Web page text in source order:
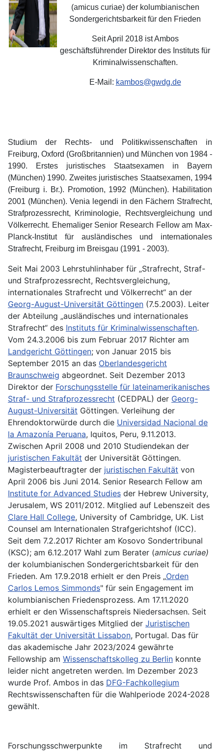
(amicus curiae) der kolumbianischen
Sondergerichtsbarkeit für den Frieden
Seit April 2018 ist Ambos
geschäftsführender Direktor des Instituts für
Kriminalwissenschaften.
E-Mail: kambos@gwdg.de
Studium der Rechts- und Politikwissenschaften in
Freiburg, Oxford (Großbritannien) und München von 1984 -
1990. Erstes juristisches Staatsexamen in Bayern
(München) 1990. Zweites juristisches Staatsexamen, 1994
(Freiburg i. Br.). Promotion, 1992 (München). Habilitation
2001 (München). Venia legendi in den Fächern Strafrecht,
Strafprozessrecht, Kriminologie, Rechtsvergleichung und
Völkerrecht. Ehemaliger Senior Research Fellow am Max-
Planck-Institut für ausländisches und internationales
Strafrecht, Freiburg im Breisgau (1991 - 2003).
Seit Mai 2003 Lehrstuhlinhaber für „Strafrecht, Straf-
und Strafprozessrecht, Rechtsvergleichung,
internationales Strafrecht und Völkerrecht“ an der
Georg-August-Universität Göttingen (7.5.2003). Leiter
der Abteilung „ausländisches und internationales
Strafrecht“ des Instituts für Kriminalwissenschaften.
Vom 24.3.2006 bis zum Februar 2017 Richter am
Landgericht Göttingen; von Januar 2015 bis
September 2015 an das Oberlandesgericht
Braunschweig abgeordnet. Seit Dezember 2013
Direktor der Forschungsstelle für lateinamerikanisches
Straf- und Strafprozessrecht (CEDPAL) der Georg-
August-Universität Göttingen. Verleihung der
Ehrendoktorwürde durch die Universidad Nacional de
la Amazonía Peruana, Iquitos, Peru, 9.11.2013.
Zwischen April 2008 und 2010 Studiendekan der
juristischen Fakultät der Universität Göttingen.
Magisterbeauftragter der juristischen Fakultät von
April 2006 bis Juni 2014. Senior Research Fellow am
Institute for Advanced Studies der Hebrew University,
Jerusalem, WS 2011/2012. Mitglied auf Lebenszeit des
Clare Hall College, University of Cambridge, UK. List
Counsel am Internationalen Strafgerichtshof (ICC).
Seit dem 7.2.2017 Richter am Kosovo Sondertribunal
(KSC); am 6.12.2017 Wahl zum Berater (amicus curiae)
der kolumbianischen Sondergerichtsbarkeit für den
Frieden. Am 17.9.2018 erhielt er den Preis „Orden
Carlos Lemos Simmonds" für sein Engagement im
kolumbianischen Friedensprozess. Am 17.11.2020
erhielt er den Wissenschaftspreis Niedersachsen. Seit
19.05.2021 auswärtiges Mitglied der Juristischen
Fakultät der Universität Lissabon, Portugal. Das für
das akademische Jahr 2023/2024 gewährte
Fellowship am Wissenschaftskolleg zu Berlin konnte
leider nicht angetreten werden. Im Dezember 2023
wurde Prof. Ambos in das DFG-Fachkollegium
Rechtswissenschaften für die Wahlperiode 2024-2028
gewählt.
Forschungsschwerpunkte im Strafrecht und